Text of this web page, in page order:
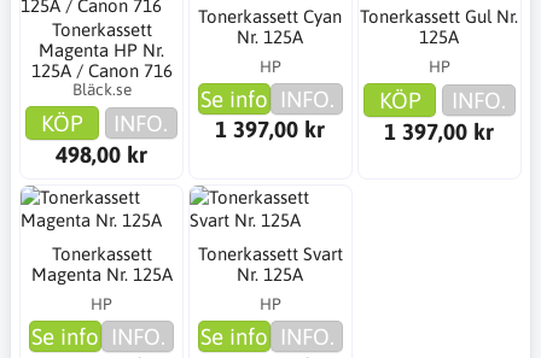
Tonerkassett
Magenta HP Nr.
125A / Canon 716
Bläck.se
KÖP
INFO.
498,00 kr
Tonerkassett Cyan
Nr. 125A
HP
Se info INFO.
1 397,00 kr
Tonerkassett Gul Nr.
125A
HP
KÖP
INFO.
1 397,00 kr
Tonerkassett
Magenta Nr. 125A
HP
Se info INFO.
Tonerkassett Svart
Nr. 125A
HP
Se info INFO.